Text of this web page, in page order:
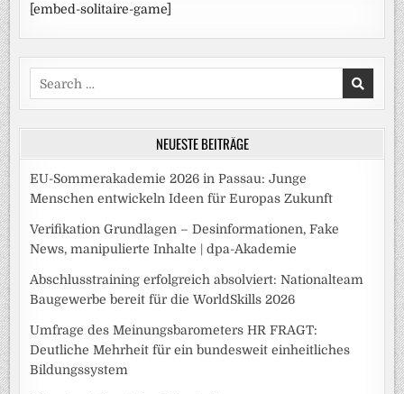
[embed-solitaire-game]
Search
for:
NEUESTE BEITRÄGE
EU-Sommerakademie 2026 in Passau: Junge
Menschen entwickeln Ideen für Europas Zukunft
Verifikation Grundlagen – Desinformationen, Fake
News, manipulierte Inhalte | dpa-Akademie
Abschlusstraining erfolgreich absolviert: Nationalteam
Baugewerbe bereit für die WorldSkills 2026
Umfrage des Meinungsbarometers HR FRAGT:
Deutliche Mehrheit für ein bundesweit einheitliches
Bildungssystem